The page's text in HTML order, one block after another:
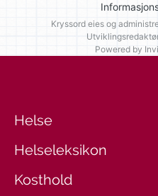
Kryssord eies og
Powered by
Helse
Helseleksikon
Kosthold